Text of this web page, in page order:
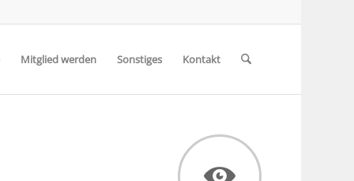
Mitglied werden Sonstiges Kontakt